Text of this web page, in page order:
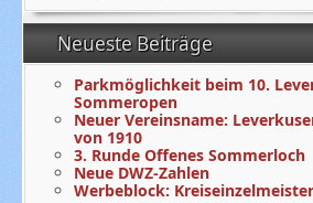
Neueste Beiträge
Parkmöglichkeit beim 10.
Sommeropen
Neuer Vereinsname:
von 1910
3. Runde Offenes Sommerloch
Neue DWZ-Zahlen
Werbeblock: